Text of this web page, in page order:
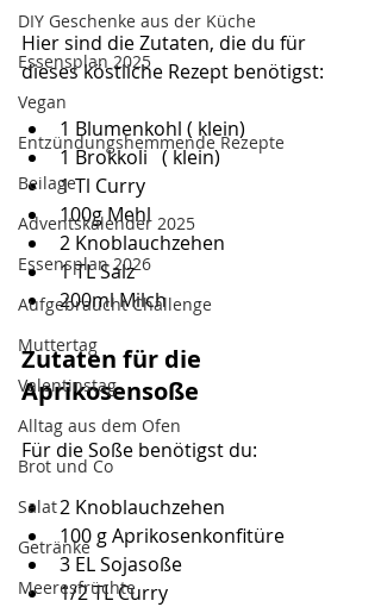
DIY Geschenke aus der Küche
Essensplan 2025
Vegan
Entzündungshemmende Rezepte
Beilage
Adventskalender 2025
Essensplan 2026
Aufgebraucht Challenge
Muttertag
Valentinstag
Alltag aus dem Ofen
Brot und Co
Salat
Getränke
Meeresfrüchte
Hier sind die Zutaten, die du für
dieses köstliche Rezept benötigst:
1 Blumenkohl ( klein)
1 Brokkoli   ( klein)
1 Tl Curry
100g Mehl
2 Knoblauchzehen
1 TL Salz
200ml Milch
Zutaten für die
Aprikosensoße
Für die Soße benötigst du:
2 Knoblauchzehen
100 g Aprikosenkonfitüre
3 EL Sojasoße
1/2 TL Curry